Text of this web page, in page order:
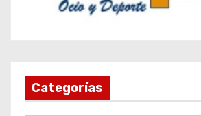
Categorías